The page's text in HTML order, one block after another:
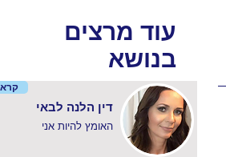
עוד מרצים
בנושא
קרא
דין הלנה לבאי
האומץ להיות אני